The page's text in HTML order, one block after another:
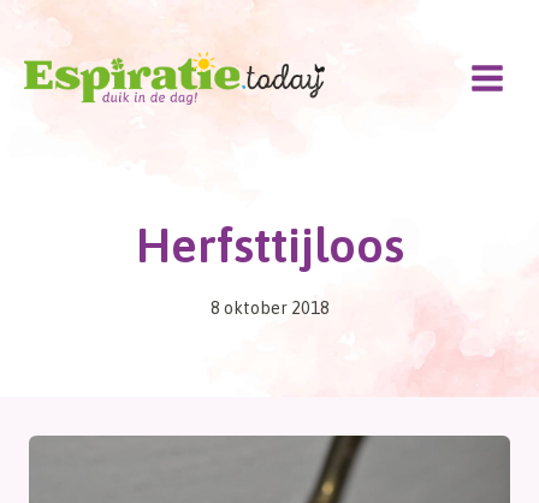
Doorgaan
inhoud
Herfsttijloos
8 oktober 2018